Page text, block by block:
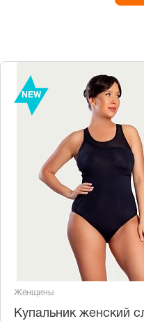
NEW
Женщины
Купальник женский